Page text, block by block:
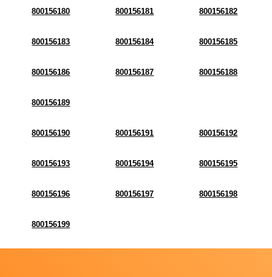
800156180 800156181 800156182
800156183 800156184 800156185
800156186 800156187 800156188
800156189
800156190 800156191 800156192
800156193 800156194 800156195
800156196 800156197 800156198
800156199